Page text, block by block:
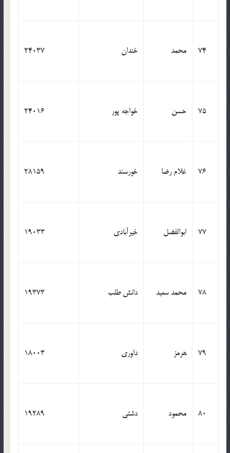
74 محمد خندان 24037
75 حسن خواجه پور 24016
76 غلام رضا خورسند 28159
77 ابوالفضل خیرآبادی 19033
78 محمد سعید دانش طلب 19373
79 هرمز داوری 18003
80 محمود دشتی 19289